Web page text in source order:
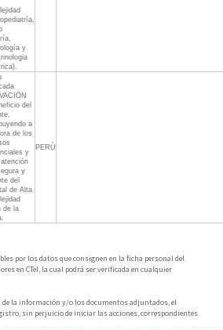
y
del
a
de los
y
y
del
de Alta
de la
PERÚ
por los datos que consignen en la ficha personal del
en CTeI, la cual podrá ser verificada en cualquier
de la información y/o los documentos adjuntados, el
sin perjuicio de iniciar las acciones, correspondientes.